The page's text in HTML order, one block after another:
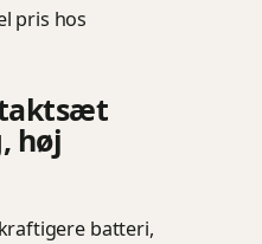
pris hos
høj
batteri,